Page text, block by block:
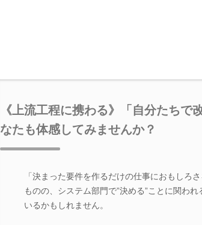
《上流工程に携わる》「自分たち
なたも体感してみませんか？
「決まった要件を作るだけの仕事におもしろ
ものの、システム部門で”決める”ことに関わ
いるかもしれません。